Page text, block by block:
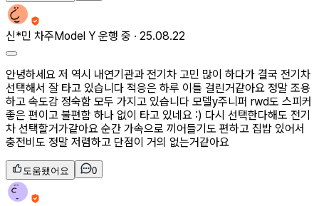
신*민 차주Model Y 운행 중 · 25.08.22
안녕하세요 저 역시 내연기관과 전기차 고민 많이 하다가 결국 전기차
선택해서 잘 타고 있습니다 적응은 하루 이틀 걸린거같아요 정말 조용
하고 속도감 정숙함 모두 가지고 있습니다 모델y주니퍼 rwd도 스피커
좋은 편이고 불편함 하나 없이 타고 있네요 :) 다시 선택한다해도 전기
차 선택할거가같아요 순간 가속으로 끼어들기도 편하고 집밥 있어서
충전비도 정말 저렴하고 단점이 거의 없는거같아요
도움됐어요 0